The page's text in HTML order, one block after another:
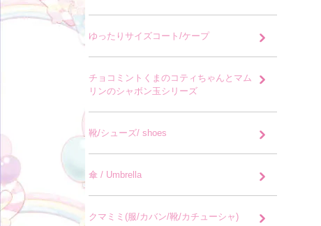
ゆったりサイズコート/ケープ
チョコミントくまのコティちゃんとマム
リンのシャボン玉シリーズ
靴/シューズ/ shoes
傘 / Umbrella
クマミミ(服/カバン/靴/カチューシャ)